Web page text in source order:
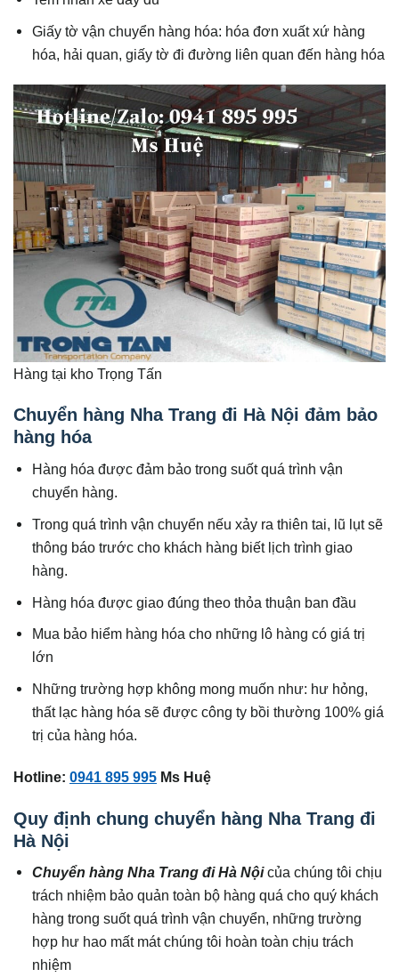
Giấy tờ vận chuyển hàng hóa: hóa đơn xuất xứ hàng
hóa, hải quan, giấy tờ đi đường liên quan đến hàng hóa
Hàng tại kho Trọng Tấn
Chuyển hàng Nha Trang đi Hà Nội đảm bảo
hàng hóa
Hàng hóa được đảm bảo trong suốt quá trình vận
chuyển hàng.
Trong quá trình vận chuyển nếu xảy ra thiên tai, lũ lụt sẽ
thông báo trước cho khách hàng biết lịch trình giao
hàng.
Hàng hóa được giao đúng theo thỏa thuận ban đầu
Mua bảo hiểm hàng hóa cho những lô hàng có giá trị
lớn
Những trường hợp không mong muốn như: hư hỏng,
thất lạc hàng hóa sẽ được công ty bồi thường 100% giá
trị của hàng hóa.
Hotline: 0941 895 995 Ms Huệ
Quy định chung chuyển hàng Nha Trang đi
Hà Nội
Chuyển hàng Nha Trang đi Hà Nộicủa chúng tôi chịu
trách nhiệm bảo quản toàn bộ hàng quá cho quý khách
hàng trong suốt quá trình vận chuyển, những trường
hợp hư hao mất mát chúng tôi hoàn toàn chịu trách
nhiệm